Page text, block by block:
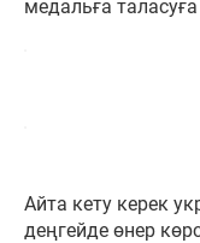
медальға
Айта кету керек
деңгейде өнер